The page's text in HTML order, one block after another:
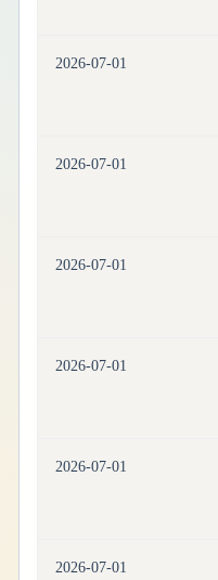
2026-07-01
2026-07-01
2026-07-01
2026-07-01
2026-07-01
2026-07-01